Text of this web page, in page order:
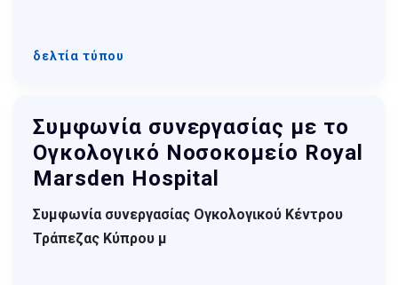
δελτία τύπου
Συμφωνία συνεργασίας με το
Ογκολογικό Νοσοκομείο Royal
Marsden Hospital
Συμφωνία συνεργασίας Ογκολογικού Κέντρου
Τράπεζας Κύπρου μ